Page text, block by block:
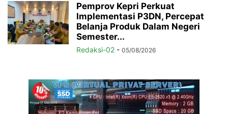
Pemprov Kepri Perkuat
Implementasi P3DN, Percepat
Belanja Produk Dalam Negeri
Semester...
Redaksi-02 - 05/08/2026